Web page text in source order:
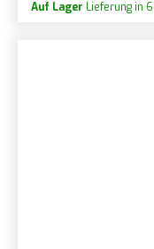
Auf Lager Lieferung in